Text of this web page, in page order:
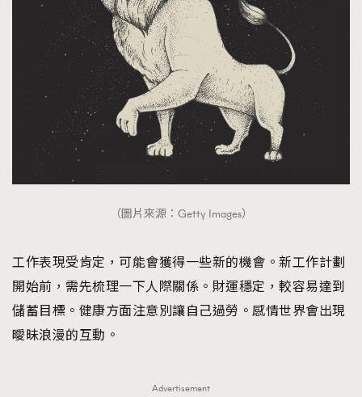
（圖片來源：Getty Images）
工作表現受肯定，可能會獲得一些新的機會。新工作計劃
開始前，需先梳理一下人際關係。財運穩定，較容易達到
儲蓄目標。健康方面注意別讓自己過勞。感情世界會出現
曖昧浪漫的互動。
Advertisement